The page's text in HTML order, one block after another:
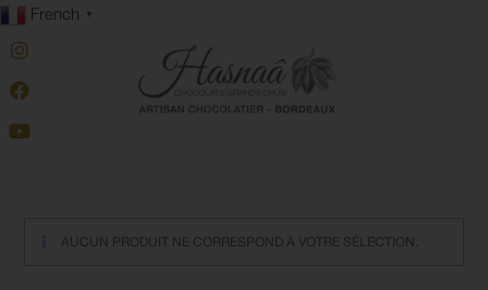
French ▼
AUCUN PRODUIT NE CORRESPOND À VOTRE SÉLECTION.